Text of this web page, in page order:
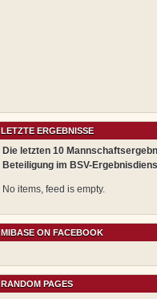
LETZTE ERGEBNISSE
Die letzten 10
Beteiligung im BSV-
No items, feed is empty.
MIBASE ON FACEBOOK
RANDOM PAGES